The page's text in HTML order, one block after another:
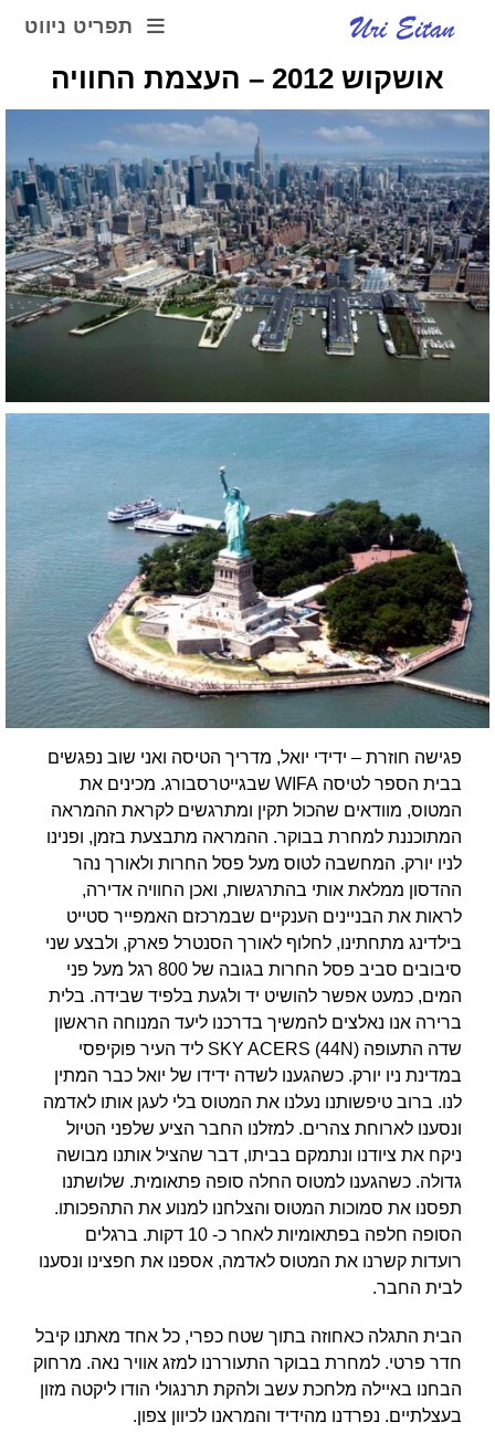
תפריט ניווט
אושקוש 2012 – העצמת החוויה
פגישה חוזרת – ידידי יואל, מדריך הטיסה ואני שוב נפגשים
בבית הספר לטיסה WIFA שבגייטרסבורג. מכינים את
המטוס, מוודאים שהכול תקין ומתרגשים לקראת ההמראה
המתוכננת למחרת בבוקר. ההמראה מתבצעת בזמן, ופנינו
לניו יורק. המחשבה לטוס מעל פסל החרות ולאורך נהר
ההדסון ממלאת אותי בהתרגשות, ואכן החוויה אדירה,
לראות את הבניינים הענקיים שבמרכזם האמפייר סטייט
בילדינג מתחתינו, לחלוף לאורך הסנטרל פארק, ולבצע שני
סיבובים סביב פסל החרות בגובה של 800 רגל מעל פני
המים, כמעט אפשר להושיט יד ולגעת בלפיד שבידה. בלית
ברירה אנו נאלצים להמשיך בדרכנו ליעד המנוחה הראשון
שדה התעופה SKY ACERS (44N) ליד העיר פוקיפסי
במדינת ניו יורק. כשהגענו לשדה ידידו של יואל כבר המתין
לנו. ברוב טיפשותנו נעלנו את המטוס בלי לעגן אותו לאדמה
ונסענו לארוחת צהרים. למזלנו החבר הציע שלפני הטיול
ניקח את ציודנו ונתמקם בביתו, דבר שהציל אותנו מבושה
גדולה. כשהגענו למטוס החלה סופה פתאומית. שלושתנו
תפסנו את סמוכות המטוס והצלחנו למנוע את התהפכותו.
הסופה חלפה בפתאומיות לאחר כ- 10 דקות. ברגלים
רועדות קשרנו את המטוס לאדמה, אספנו את חפצינו ונסענו
לבית החבר.
הבית התגלה כאחוזה בתוך שטח כפרי, כל אחד מאתנו קיבל
חדר פרטי. למחרת בבוקר התעוררנו למזג אוויר נאה. מרחוק
הבחנו באיילה מלחכת עשב ולהקת תרנגולי הודו ליקטה מזון
בעצלתיים. נפרדנו מהידיד והמראנו לכיוון צפון.